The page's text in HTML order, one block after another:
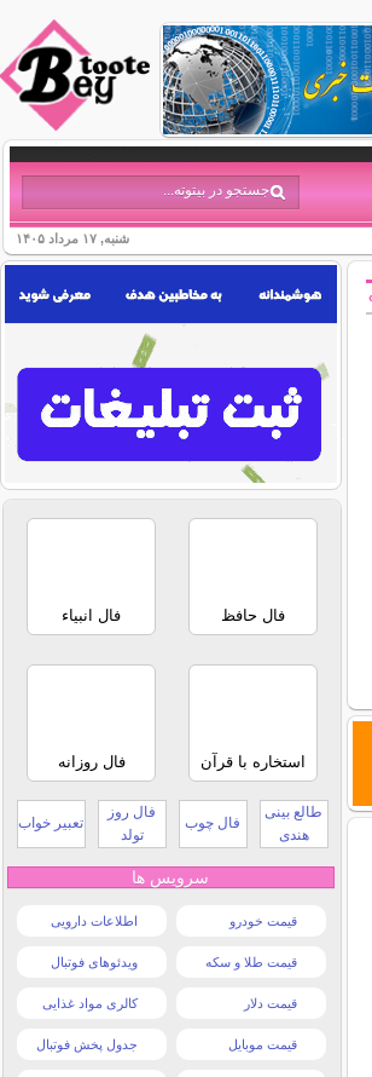
شنبه, ۱۷ مرداد ۱۴۰۵
فال حافظ فال انبیاء
استخاره با قرآن فال روزانه
طالع بینی
هندی
فال چوب
فال روز
تولد
تعبیر خواب
سرویس ها
قیمت خودرو اطلاعات دارویی
قیمت طلا و سکه ویدئوهای فوتبال
قیمت دلار کالری مواد غذایی
قیمت موبایل جدول پخش فوتبال